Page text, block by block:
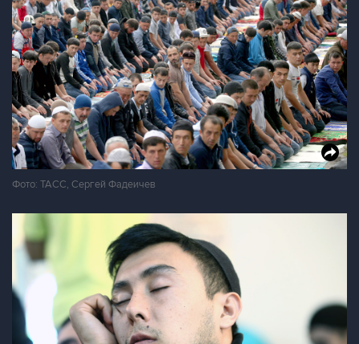
Фото: ТАСС, Сергей Фадеичев